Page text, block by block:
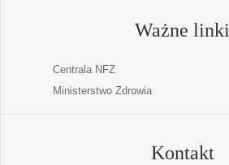
Ważne linki
Centrala NFZ
Ministerstwo Zdrowia
Kontakt